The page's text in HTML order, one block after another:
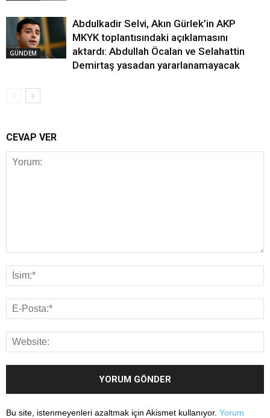
GÜNDEM
Abdulkadir Selvi, Akın Gürlek’in AKP
MKYK toplantısındaki açıklamasını
aktardı: Abdullah Öcalan ve Selahattin
Demirtaş yasadan yararlanamayacak
CEVAP VER
Bu site, istenmeyenleri azaltmak için Akismet kullanıyor. Yorum